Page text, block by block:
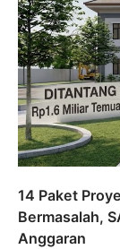
14 Paket
Bermasalah,
Anggaran